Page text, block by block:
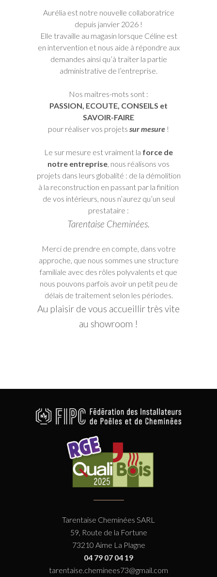
Aurélia est notre nouvelle collaboratrice
depuis janvier 2026 !
Elle travaille au magasin lorsque Céline est
en intervention et nous aide à répondre aux
demandes ainsi qu’à traiter la partie
administrative de l’entreprise.
Nos maitres-mots sont :
PASSION, ECOUTE, CONSEILS et
SAVOIR-FAIRE
pour réaliser vos projets sur mesure !
Le sur mesure est vraiment la force de
notre entreprise, nous réalisons vos
projets dans leurs globalité : de la démolition
à la reconstruction en passant par la finition
de vos intérieurs, nous n’aurez qu’un seul
prestataire :
Tarentaise Cheminées.
Merci de prendre en compte, dans votre
approche, que nous sommes une structure
familiale avec des rôles polyvalents et que
nous pouvons parfois avoir un petit peu de
délais de traitement selon les périodes.
Au plaisir de vous accueillir très vite
au showroom !
Tarentaise Cheminées SARL
59, Route de la Fortune
73210 Aime La Plagne
04 79 07 04 19
tarentaise.cheminees73@gmail.com